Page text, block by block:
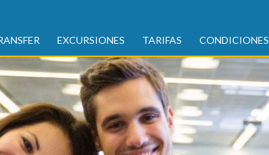
EXCURSIONES TARIFAS CONDICIONES